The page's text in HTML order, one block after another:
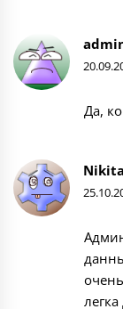
Да,
Nikita